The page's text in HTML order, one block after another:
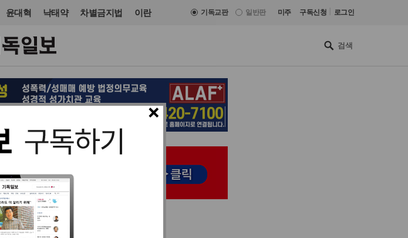
윤대혁 낙태약 차별금지법 이란 기독교판 일반판 미주 구독신청 로그인
×